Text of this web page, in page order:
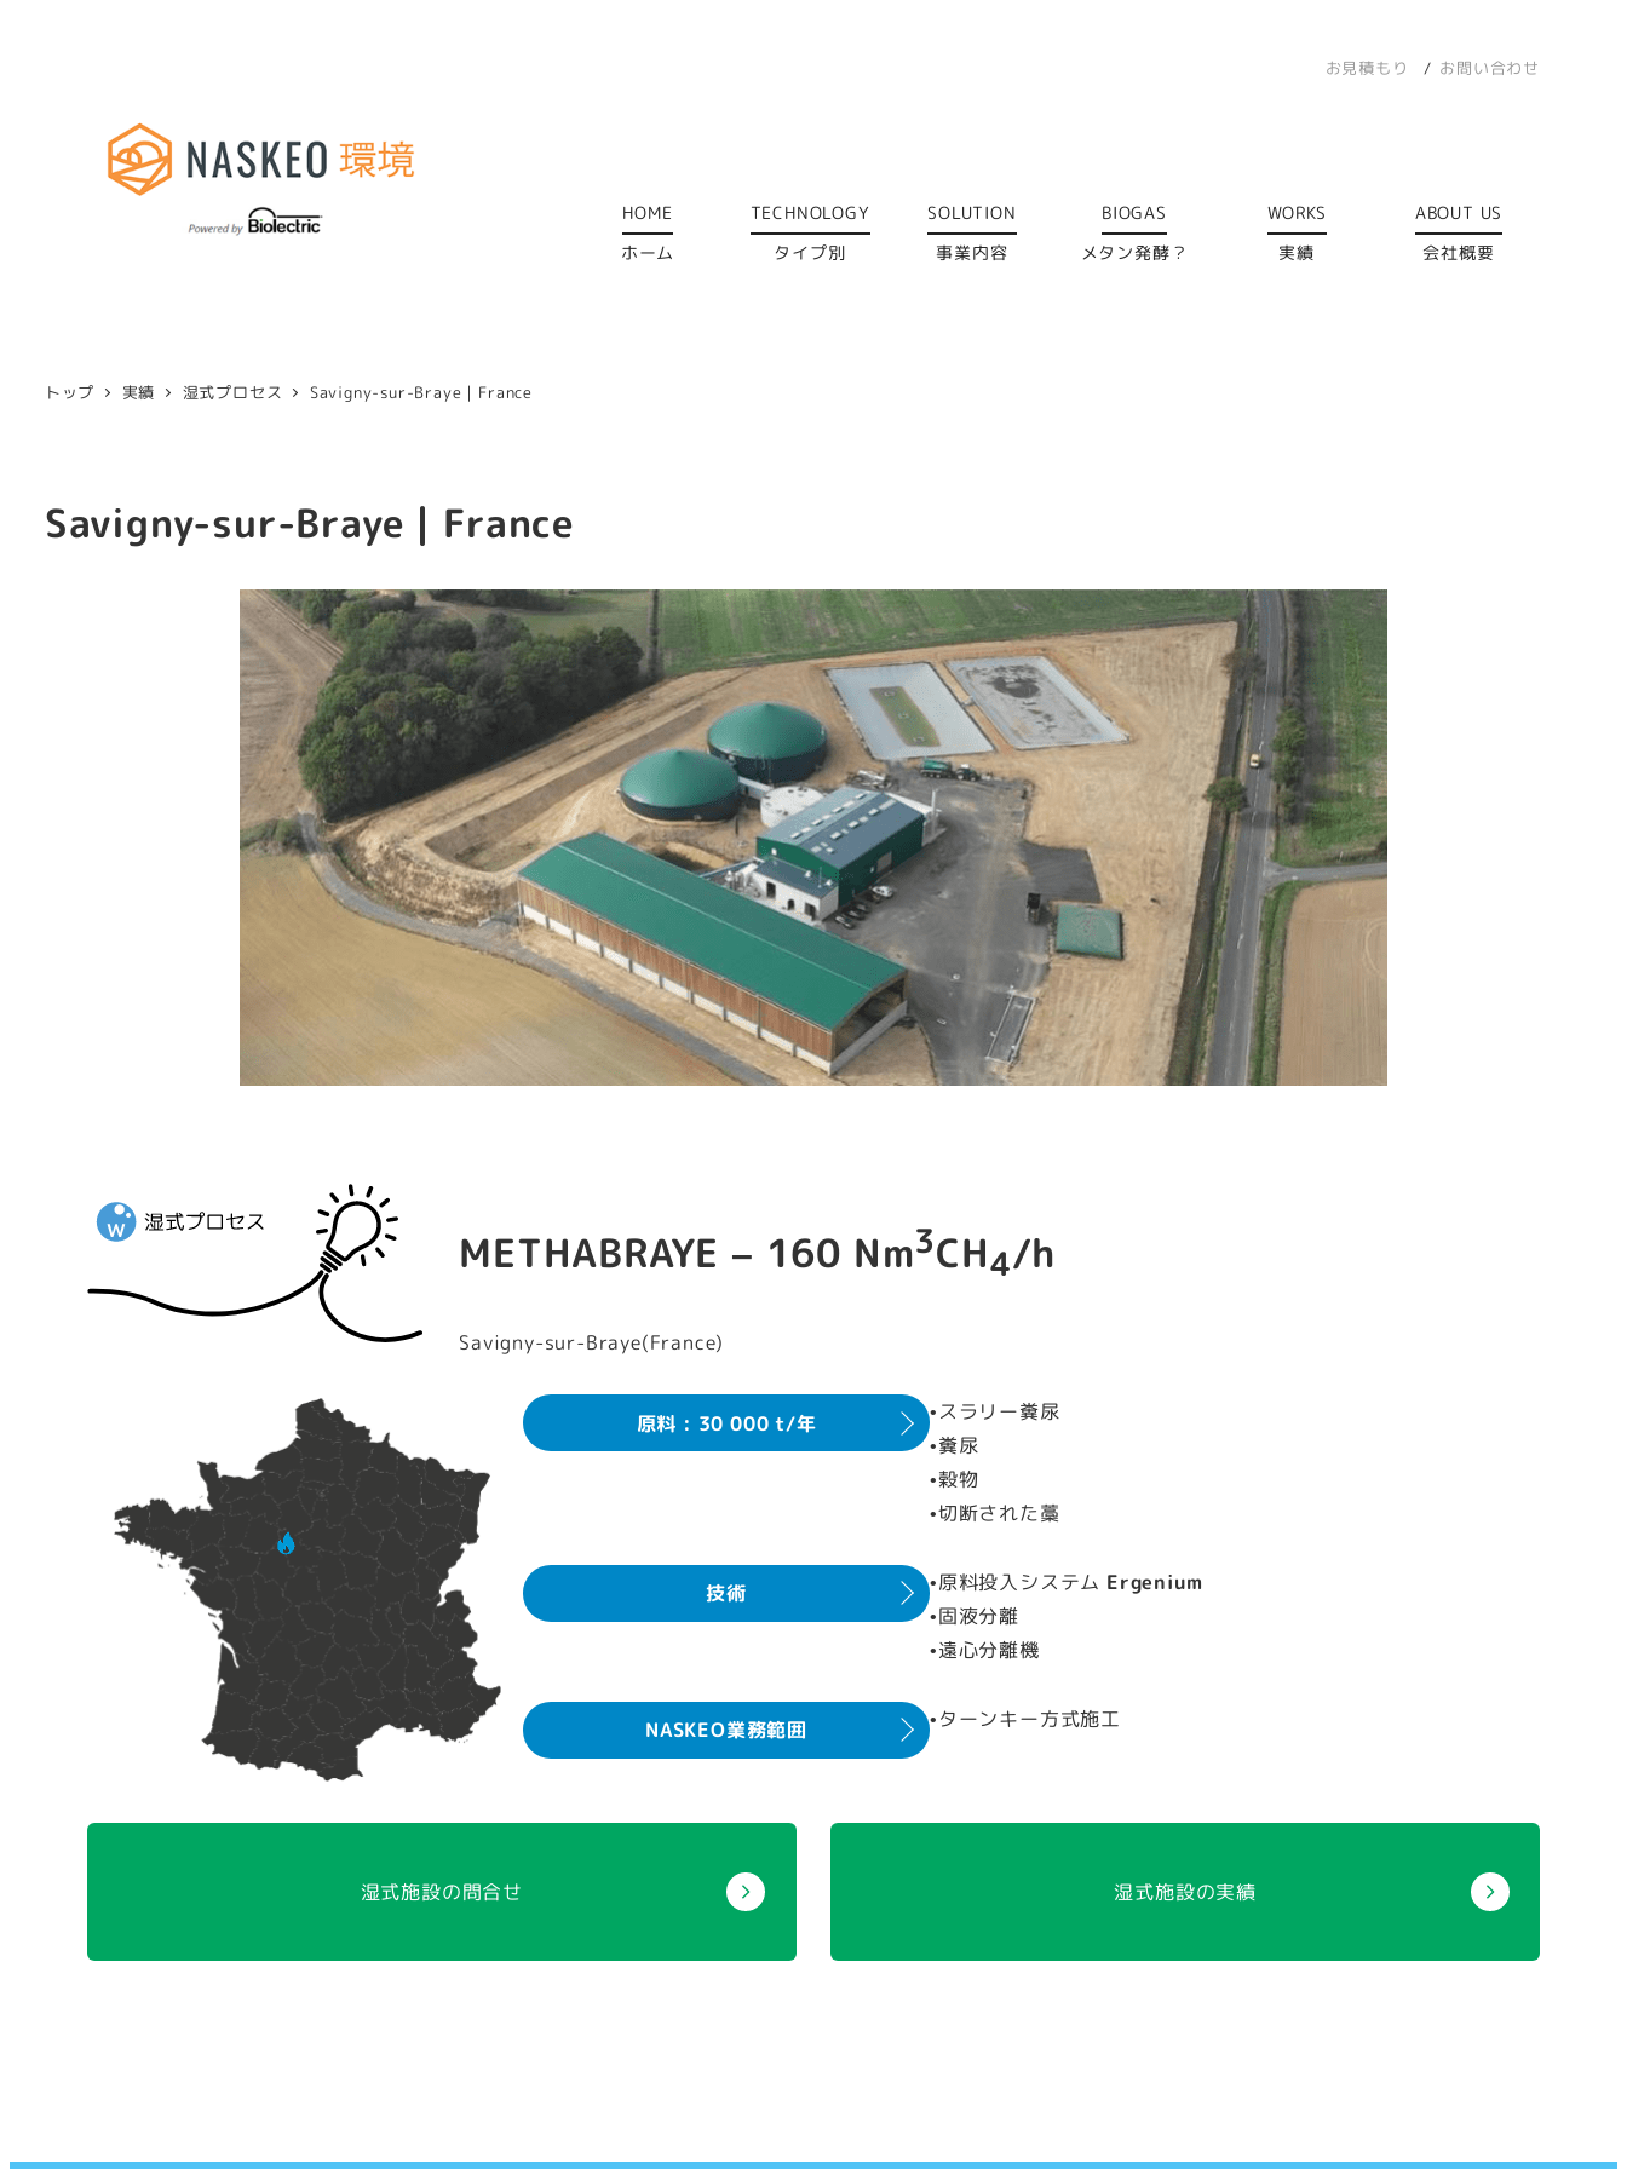
お見積もり お問い合わせ
HOME
ホーム
TECHNOLOGY
タイプ別
SOLUTION
事業内容
BIOGAS
メタン発酵？
WORKS
実績
ABOUT US
会社概要
トップ 実績 湿式プロセス Savigny-sur-Braye｜France
Savigny-sur-Braye｜France
METHABRAYE – 160 Nm3CH4/h
Savigny-sur-Braye(France)
原料 : 30 000 t/年
•スラリー糞尿
•糞尿
•穀物
•切断された藁
技術 •原料投入システム Ergenium
•固液分離
•遠心分離機
NASKEO業務範囲 •ターンキー方式施工
湿式施設の問合せ 湿式施設の実績